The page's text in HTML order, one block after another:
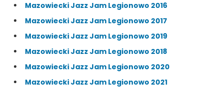
Mazowiecki Jazz Jam Legionowo 2016
Mazowiecki Jazz Jam Legionowo 2017
Mazowiecki Jazz Jam Legionowo 2019
Mazowiecki Jazz Jam Legionowo 2018
Mazowiecki Jazz Jam Legionowo 2020
Mazowiecki Jazz Jam Legionowo 2021